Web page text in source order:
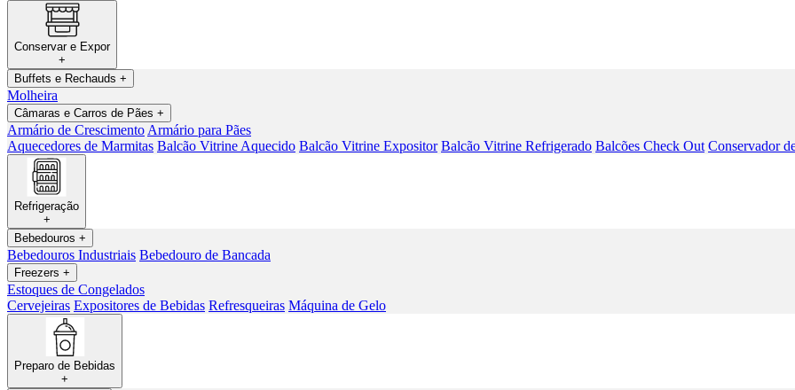
Conservar e Expor
+
Buffets e Rechauds +
Molheira
Câmaras e Carros de Pães +
Armário de Crescimento Armário para Pães
Aquecedores de Marmitas Balcão Vitrine Aquecido Balcão Vitrine Expositor Balcão Vitrine Refrigerado Balcões Check Out Conservador
Refrigeração
+
Bebedouros +
Bebedouros Industriais Bebedouro de Bancada
Freezers +
Estoques de Congelados
Cervejeiras Expositores de Bebidas Refresqueiras Máquina de Gelo
Preparo de Bebidas
+